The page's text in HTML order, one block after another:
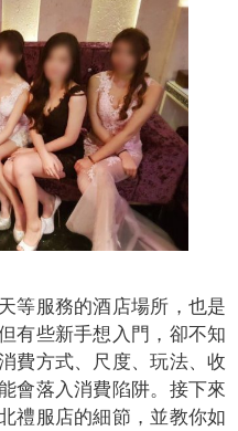
等服務的酒店場所，也是
有些新手想入門，卻不知
費方式、尺度、玩法、收
會落入消費陷阱。接下來
禮服店的細節，並教你如